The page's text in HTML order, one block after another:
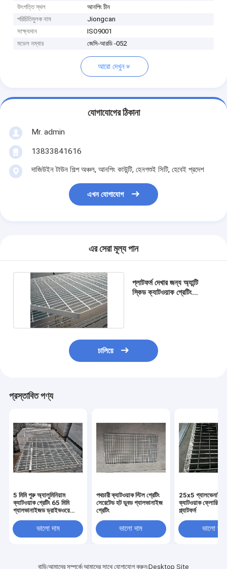
উৎপত্তি স্থল
আনপিং চীন
পরিচিতিমুলক নাম
Jiongcan
সাক্ষ্যদান
ISO9001
মডেল নম্বার
জেসি-আরডি -052
আরো দেখুন
যোগাযোগের ঠিকানা
Mr. admin
13833841616
দাজিউইন টাউন শিল্প অঞ্চল, আনপিং কাউন্টি, হেনগশুই সিটি, হেবেই প্রদেশ
এখন যোগাযোগ
এর সেরা মূল্য পান
প্লাটফর্ম দেখার জন্য অ্যান্টি
স্কিড ক্যাটওয়াক গ্রেটিং
চালিয়ে
প্রস্তাবিত পণ্য
5 মিমি পুরু অ্যালুমিনিয়াম
ক্যাটওয়াক গ্রেটিং 65 মিমি
গ্যালভানাইজড ড্রাইভওয়ে
ভালো দাম
পথচারী ক্যাটওয়াক স্টিল গ্রেটিং
সেরেটেড হট ডুবড গ্যালভানাইজ
গ্রেটিং
ভালো দাম
25x5
ক্যাটওয়াক ফ্লোরিং
প্ল্যাটফর্ম
ভালো দাম
বাড়ি আমাদের সম্পর্কে আমাদের সাথে যোগাযোগ করুন Desktop Site